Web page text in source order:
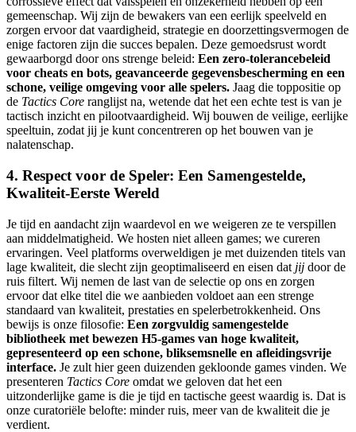
gemeenschap. Wij zijn de bewakers van een eerlijk speelveld en
zorgen ervoor dat vaardigheid, strategie en doorzettingsvermogen de
enige factoren zijn die succes bepalen. Deze gemoedsrust wordt
gewaarborgd door ons strenge beleid: Een zero-tolerancebeleid
voor cheats en bots, geavanceerde gegevensbescherming en een
schone, veilige omgeving voor alle spelers. Jaag die toppositie op
de Tactics Core ranglijst na, wetende dat het een echte test is van je
tactisch inzicht en pilootvaardigheid. Wij bouwen de veilige, eerlijke
speeltuin, zodat jij je kunt concentreren op het bouwen van je
nalatenschap.
4. Respect voor de Speler: Een Samengestelde,
Kwaliteit-Eerste Wereld
Je tijd en aandacht zijn waardevol en we weigeren ze te verspillen
aan middelmatigheid. We hosten niet alleen games; we cureren
ervaringen. Veel platforms overweldigen je met duizenden titels van
lage kwaliteit, die slecht zijn geoptimaliseerd en eisen dat jij door de
ruis filtert. Wij nemen de last van de selectie op ons en zorgen
ervoor dat elke titel die we aanbieden voldoet aan een strenge
standaard van kwaliteit, prestaties en spelerbetrokkenheid. Ons
bewijs is onze filosofie: Een zorgvuldig samengestelde
bibliotheek met bewezen H5-games van hoge kwaliteit,
gepresenteerd op een schone, bliksemsnelle en afleidingsvrije
interface. Je zult hier geen duizenden gekloonde games vinden. We
presenteren Tactics Core omdat we geloven dat het een
uitzonderlijke game is die je tijd en tactische geest waardig is. Dat is
onze curatoriële belofte: minder ruis, meer van de kwaliteit die je
verdient.